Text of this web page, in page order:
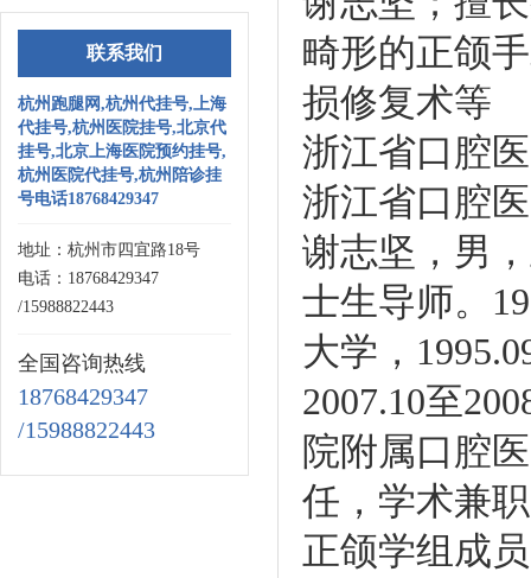
联系我们
杭州跑腿网,杭州代挂号,上海
代挂号,杭州医院挂号,北京代
挂号,北京上海医院预约挂号,
杭州医院代挂号,杭州陪诊挂
号电话18768429347
地址：杭州市四宜路18号
电话：18768429347
/15988822443
全国咨询热线
18768429347
/15988822443
畸形的正颌
损修复术等
浙江省口腔
浙江省口腔
谢志坚，男
士生导师。
大学，
2007.10至
院附属口腔
任，学术兼
正颌学组成